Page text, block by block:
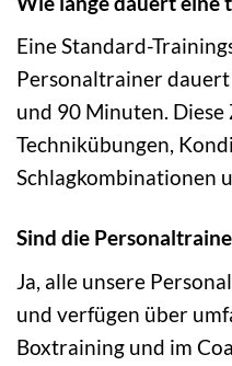
Eine Standard-
Personaltrainer
und 90 Minuten.
Technikübungen,
Schlagkombinationen
Sind die
Ja, alle unsere
und verfügen über
Boxtraining und im